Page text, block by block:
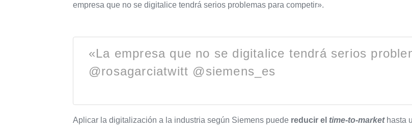
empresa que no se digitalice tendrá serios problemas para competir».
«La empresa que no se digitalice tendrá serios
@rosagarciatwitt @siemens_es
Aplicar la digitalización a la industria según Siemens puede reducir el time-to-markethasta